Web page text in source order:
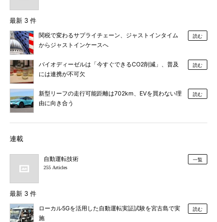
最新 3 件
関税で変わるサプライチェーン、ジャストインタイム
からジャストインケースへ
読む
バイオディーゼルは「今すぐできるCO2削減」、普及
には連携が不可欠
読む
新型リーフの走行可能距離は702km、EVを買わない理
由に向き合う
読む
連載
自動運転技術
255 Articles
一覧
最新 3 件
ローカル5Gを活用した自動運転実証試験を宮古島で実
施
読む